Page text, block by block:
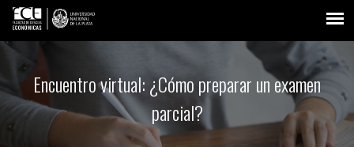
Encuentro virtual: ¿Cómo preparar un examen
parcial?